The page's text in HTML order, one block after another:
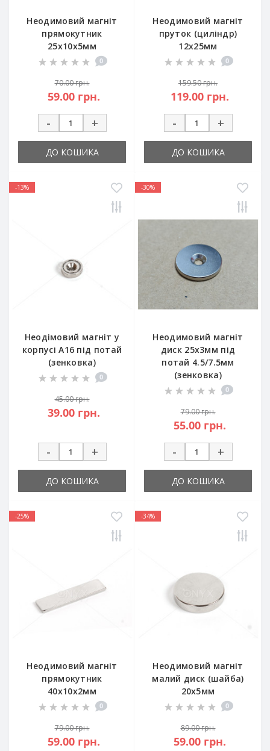
Неодимовий магніт
прямокутник
25х10х5мм
0
70.00 грн.
59.00 грн.
-
+
ДО КОШИКА
Неодимовий магніт
пруток (циліндр)
12х25мм
0
159.50 грн.
119.00 грн.
-
+
ДО КОШИКА
-13%
Неодімовий магніт у
корпусі A16 під потай
(зенковка)
0
45.00 грн.
39.00 грн.
- +
ДО КОШИКА
-30%
Неодимовий магніт
диск 25x3мм під
потай 4.5/7.5мм
(зенковка)
0
79.00 грн.
55.00 грн.
-
+
ДО КОШИКА
-25%
Неодимовий магніт
прямокутник
40х10х2мм
0
79.00 грн.
59.00 грн.
-34%
Неодимовий магніт
малий диск (шайба)
20х5мм
0
89.00 грн.
59.00 грн.